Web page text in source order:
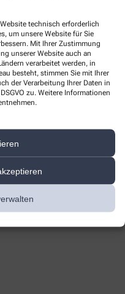
technisch erforderlich
um unsere Website für Sie
Mit Ihrer Zustimmung
unserer Website auch an
verarbeitet werden, in
besteht, stimmen Sie mit Ihrer
der Verarbeitung Ihrer Daten in
zu. Weitere Informationen
zur Stärkung des